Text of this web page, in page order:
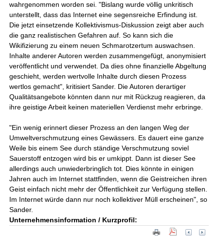
wahrgenommen worden sei. "Bislang wurde völlig unkritisch
unterstellt, dass das Internet eine segensreiche Erfindung ist.
Die jetzt einsetzende Kollektivismus-Diskussion zeigt aber auch
die ganz realistischen Gefahren auf. So kann sich die
Wikifizierung zu einem neuen Schmarotzertum auswachsen.
Inhalte anderer Autoren werden zusammengefügt, anonymisiert
veröffentlicht und verwendet. Da dies ohne finanzielle Abgeltung
geschieht, werden wertvolle Inhalte durch diesen Prozess
wertlos gemacht", kritisiert Sander. Die Autoren derartiger
Qualitätsangebote könnten dann nur mit Rückzug reagieren, da
ihre geistige Arbeit keinen materiellen Verdienst mehr erbringe.
"Ein wenig erinnert dieser Prozess an den langen Weg der
Umweltverschmutzung eines Gewässers. Es dauert eine ganze
Weile bis einem See durch ständige Verschmutzung soviel
Sauerstoff entzogen wird bis er umkippt. Dann ist dieser See
allerdings auch unwiederbringlich tot. Dies könnte in einigen
Jahren auch im Internet stattfinden, wenn die Geistreichen ihren
Geist einfach nicht mehr der Öffentlichkeit zur Verfügung stellen.
Im Internet würde dann nur noch kollektiver Müll erscheinen", so
Sander.
Unternehmensinformation / Kurzprofil: